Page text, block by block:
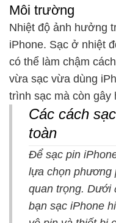
Môi trường
Nhiệt độ ảnh hưởng
iPhone. Sạc ở nhiệt
có thể làm chậm
vừa sạc vừa dùng
trình sạc mà còn gây
Các cách
toàn
Để sạc pin
lựa chọn phương
quan trọng. Dưới
bạn sạc iPhone